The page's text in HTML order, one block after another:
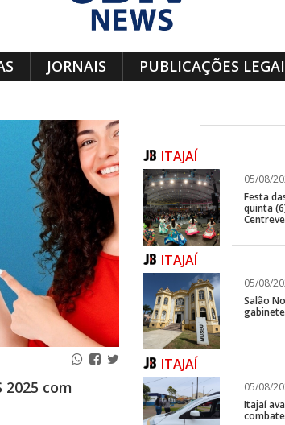
JORNAIS PUBLICAÇÕES
com
ITAJAÍ
05/08/
Festa
quinta
ITAJAÍ
05/08/
Salão
ITAJAÍ
05/08/
Itajaí